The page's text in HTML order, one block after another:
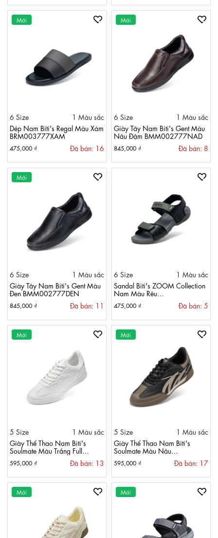
Mới
6 Size
1 Màu sắc
Dép Nam Biti's Regal Màu Xám
BRM003777XAM
475,000 ₫ Đã bán: 16
Mới
6 Size
1 Màu sắc
Giày Tây Nam Biti's Gent Màu
Nâu Đậm BMM002777NAD
845,000 ₫ Đã bán: 8
Mới
6 Size
1 Màu sắc
Giày Tây Nam Biti's Gent Màu
Đen BMM002777DEN
845,000 ₫ Đã bán: 11
6 Size
1 Màu sắc
Sandal Biti's ZOOM Collection
Nam Màu Rêu
475,000 ₫ Đã bán: 5
Mới
5 Size
1 Màu sắc
Giày Thể Thao Nam Biti's
Soulmate Màu Trắng Full
595,000 ₫ Đã bán: 13
Mới
5 Size
1 Màu sắc
Giày Thể Thao Nam Biti's
Soulmate Màu Nâu
595,000 ₫ Đã bán: 17
Mới Mới